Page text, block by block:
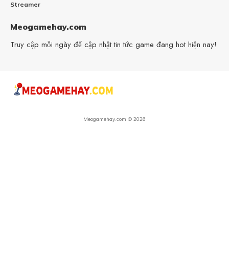
Streamer
Meogamehay.com
Truy cập mỗi ngày để cập nhật tin tức game đang hot hiện nay!
Meogamehay.com © 2026